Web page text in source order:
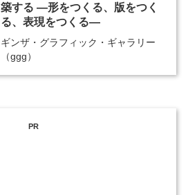
築する ―形をつくる、版をつく
る、表現をつくる―
ギンザ・グラフィック・ギャラリー
（ggg）
PR